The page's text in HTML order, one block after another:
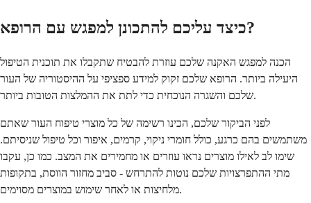
כיצד עליכם להתכונן למפגש עם הרופא?
הכנה למפגש האקנה שלכם עוזרת להבטיח שתקבלו את תוכנית הטיפול
היעילה ביותר. הרופא שלכם זקוק למידע ספציפי על ההיסטוריה של העור
שלכם והשגרה הנוכחית כדי לתת את ההמלצות הטובות ביותר.
לפני הביקור שלכם, הכינו רשימה של כל מוצרי טיפוח העור שאתם
משתמשים בהם כרגע, כולל חומרי ניקוי, קרמים, איפור וכל טיפול שניסיתם.
שימו לב לאילו מוצרים נראו עוזרים או מחמירים את המצב. כמו כן, עקבו
מתי ההתפרצויות שלכם נוטות להתרחש - סביב מחזור הווסת, בתקופות
מלחיצות או לאחר שימוש במוצרים מסוימים.